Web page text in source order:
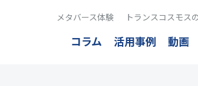
メタバース体験 トランスコスモス
コラム 活用事例 動画